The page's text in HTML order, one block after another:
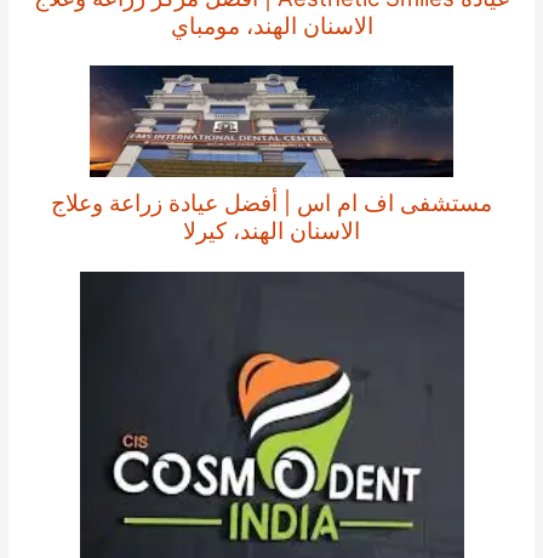
الاسنان الهند، مومباي
مستشفى اف ام اس | أفضل عيادة زراعة وعلاج
الاسنان الهند، كيرلا